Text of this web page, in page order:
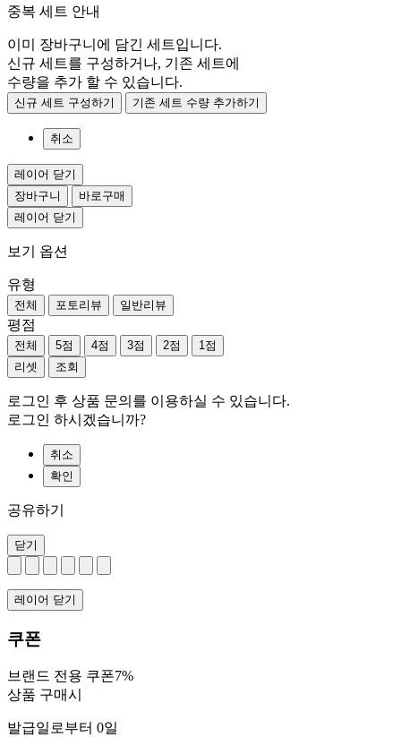
중복 세트 안내
이미 장바구니에 담긴 세트입니다.
신규 세트를 구성하거나, 기존 세트에
수량을 추가 할 수 있습니다.
신규 세트 구성하기 기존 세트 수량 추가하기
취소
레이어 닫기
장바구니
바로구매
레이어 닫기
보기 옵션
유형
전체 포토리뷰 일반리뷰
평점
전체 5점 4점 3점 2점
1점
리셋
조회
로그인 후 상품 문의를 이용하실 수 있습니다.
로그인 하시겠습니까?
취소
확인
공유하기
닫기
레이어 닫기
쿠폰
브랜드 전용 쿠폰7%
상품 구매시
발급일로부터 0일